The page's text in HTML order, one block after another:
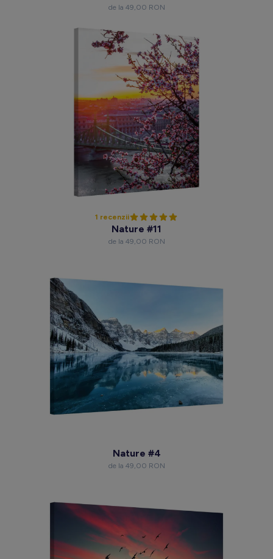
de la 49,00 RON
1 recenzii
Nature #11
de la 49,00 RON
Nature #4
de la 49,00 RON